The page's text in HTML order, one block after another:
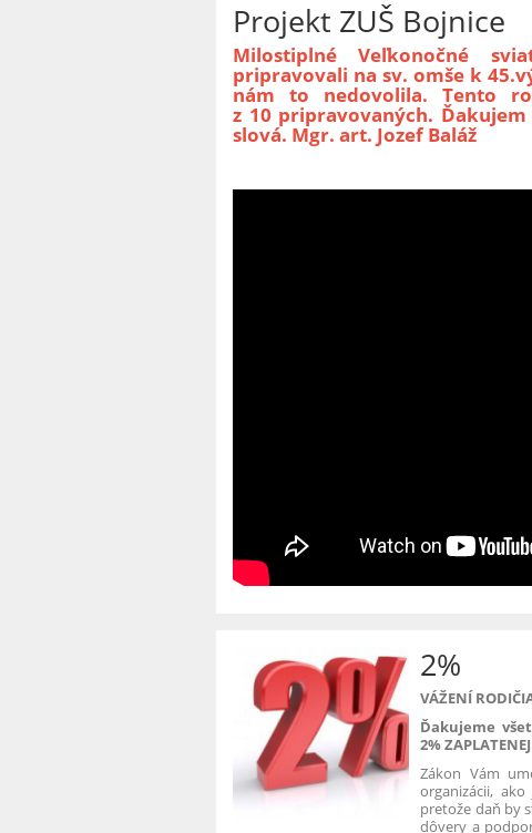
Projekt ZUŠ Bojnice
Milostiplné Veľkonočné
pripravovali na sv. omše k
nám to nedovolila. Tento
z 10 pripravovaných.
slová. Mgr. art. Jozef Baláž
2%
VÁŽENÍ
Ďakujeme
2%
Zákon Vám
organizácii,
pretože daň by
dôvery a